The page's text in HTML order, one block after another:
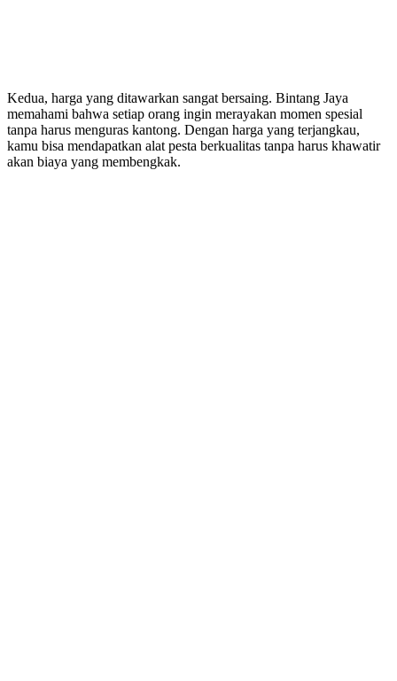
Kedua, harga yang ditawarkan sangat bersaing. Bintang Jaya
memahami bahwa setiap orang ingin merayakan momen spesial
tanpa harus menguras kantong. Dengan harga yang terjangkau,
kamu bisa mendapatkan alat pesta berkualitas tanpa harus khawatir
akan biaya yang membengkak.